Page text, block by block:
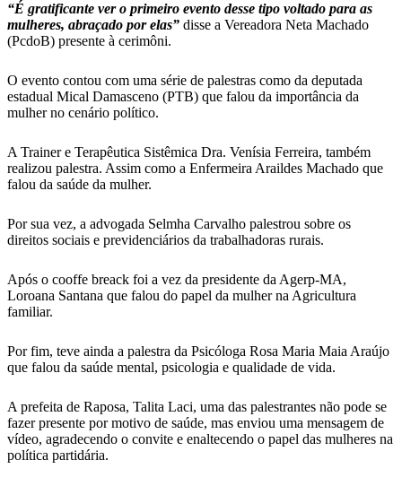
“É gratificante ver o primeiro evento desse tipo voltado para as
mulheres, abraçado por elas” disse a Vereadora Neta Machado
(PcdoB) presente à cerimôni.
O evento contou com uma série de palestras como da deputada
estadual Mical Damasceno (PTB) que falou da importância da
mulher no cenário político.
A Trainer e Terapêutica Sistêmica Dra. Venísia Ferreira, também
realizou palestra. Assim como a Enfermeira Araildes Machado que
falou da saúde da mulher.
Por sua vez, a advogada Selmha Carvalho palestrou sobre os
direitos sociais e previdenciários da trabalhadoras rurais.
Após o cooffe breack foi a vez da presidente da Agerp-MA,
Loroana Santana que falou do papel da mulher na Agricultura
familiar.
Por fim, teve ainda a palestra da Psicóloga Rosa Maria Maia Araújo
que falou da saúde mental, psicologia e qualidade de vida.
A prefeita de Raposa, Talita Laci, uma das palestrantes não pode se
fazer presente por motivo de saúde, mas enviou uma mensagem de
vídeo, agradecendo o convite e enaltecendo o papel das mulheres na
política partidária.